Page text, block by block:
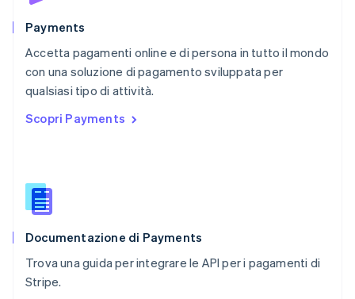
Payments
Accetta pagamenti online e di persona in tutto il mondo
con una soluzione di pagamento sviluppata per
qualsiasi tipo di attività.
Scopri Payments
Documentazione di Payments
Trova una guida per integrare le API per i pagamenti di
Stripe.
Português
English简体中文
Regno Unito
English
English
English
Slovacchia
Slovenia
Spagna
Español